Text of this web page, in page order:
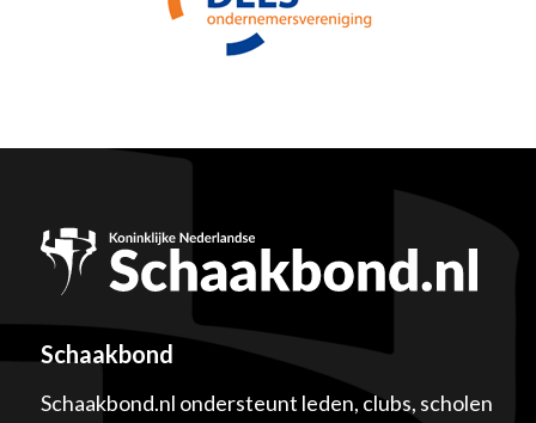
Schaakbond
Schaakbond.nl ondersteunt leden, clubs, scholen